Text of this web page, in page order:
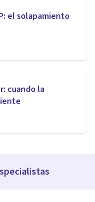
el solapamiento
cuando la